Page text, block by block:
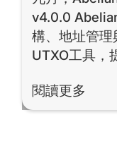
v4.0.0
構、地址管理
UTXO工具，
閱讀更多
閱讀更多